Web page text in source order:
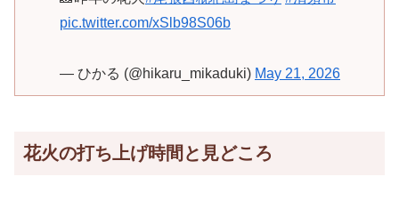
pic.twitter.com/xSlb98S06b
— ひかる (@hikaru_mikaduki) May 21, 2026
花火の打ち上げ時間と見どころ